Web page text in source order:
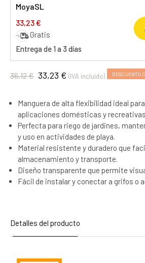
MoyaSL
33,23 €
Gratis
Entrega de 1 a 3 días
36,12 € 33,23 € (IVA incluido) DESCUENTO
Manguera de alta flexibilidad ideal
aplicaciones domésticas y
Perfecta para riego de jardines,
y uso en actividades de playa.
Material resistente y duradero que
almacenamiento y transporte.
Diseño transparente que permite
Fácil de instalar y conectar a grifos o
Detalles del producto